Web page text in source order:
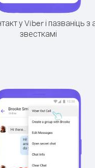
у Viber і пазваніць з
звесткамі